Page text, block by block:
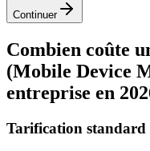
Continuer
Combien coûte
(Mobile Device
entreprise en
Tarification standard